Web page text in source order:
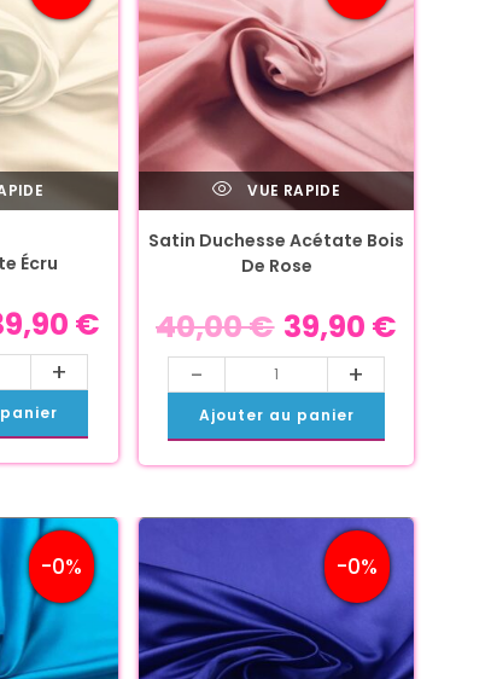
Écru
€
+
VUE RAPIDE
Satin Duchesse Acétate Bois
De Rose
40,00€ 39,90 €
- +
Ajouter au panier
-0% -0%